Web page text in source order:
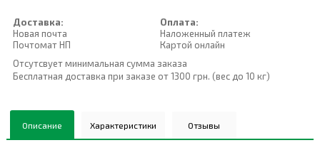
Доставка:
Новая почта
Почтомат НП
Оплата:
Наложенный платеж
Картой онлайн
Отсутсвует минимальная сумма заказа
Бесплатная доставка при заказе от 1300 грн. (вес до 10 кг)
Описание Характеристики Отзывы